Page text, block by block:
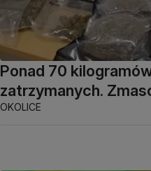
Ponad 70
zatrzymanych.
OKOLICE